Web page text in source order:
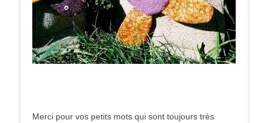
Merci pour vos petits mots qui sont toujours très